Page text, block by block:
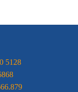
5128